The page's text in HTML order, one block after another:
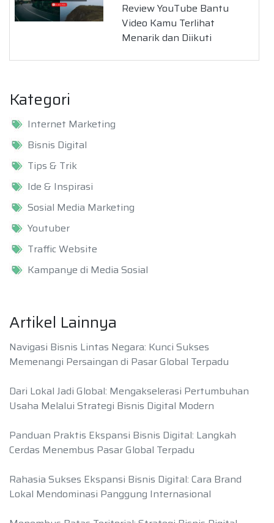
Review YouTube Bantu
Video Kamu Terlihat
Menarik dan Diikuti
Kategori
Internet Marketing
Bisnis Digital
Tips & Trik
Ide & Inspirasi
Sosial Media Marketing
Youtuber
Traffic Website
Kampanye di Media Sosial
Artikel Lainnya
Navigasi Bisnis Lintas Negara: Kunci Sukses
Memenangi Persaingan di Pasar Global Terpadu
Dari Lokal Jadi Global: Mengakselerasi Pertumbuhan
Usaha Melalui Strategi Bisnis Digital Modern
Panduan Praktis Ekspansi Bisnis Digital: Langkah
Cerdas Menembus Pasar Global Terpadu
Rahasia Sukses Ekspansi Bisnis Digital: Cara Brand
Lokal Mendominasi Panggung Internasional